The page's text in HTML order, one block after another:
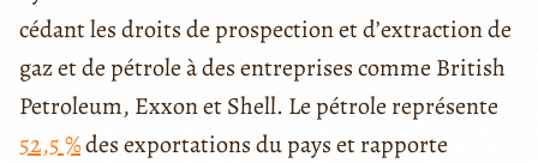
cédant les droits de prospection et d’extraction de
gaz et de pétrole à des entreprises comme British
Petroleum, Exxon et Shell. Le pétrole représente
52,5 %des exportations du pays et rapporte